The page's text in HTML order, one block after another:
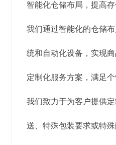
智能化仓储布局，提高
我们通过智能化的仓储
统和自动化设备，实现
定制化服务方案，满足
我们致力于为客户提供
送、特殊包装要求或特